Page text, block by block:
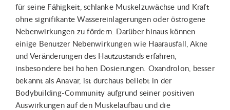
für seine Fähigkeit, schlanke Muskelzuwächse und Kraft
ohne signifikante Wassereinlagerungen oder östrogene
Nebenwirkungen zu fördern. Darüber hinaus können
einige Benutzer Nebenwirkungen wie Haarausfall, Akne
und Veränderungen des Hautzustands erfahren,
insbesondere bei hohen Dosierungen. Oxandrolon, besser
bekannt als Anavar, ist durchaus beliebt in der
Bodybuilding-Community aufgrund seiner positiven
Auswirkungen auf den Muskelaufbau und die